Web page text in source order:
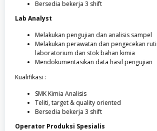
Bersedia bekerja 3 shift
Lab Analyst
Melakukan pengujian dan analisis sampel
Melakukan perawatan dan pengecekan
laboratorium dan stok bahan kimia
Mendokumentasikan data hasil pengujian
Kualifikasi :
SMK Kimia Analisis
Teliti, target & quality oriented
Bersedia bekerja 3 shift
Operator Produksi Spesialis